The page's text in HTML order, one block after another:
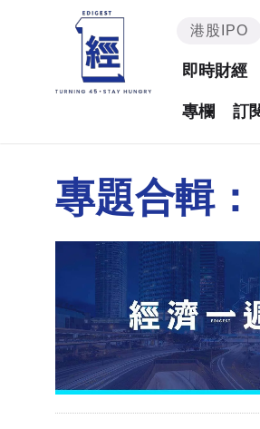
港股IPO
即時財經
專欄 訂
專題合輯：